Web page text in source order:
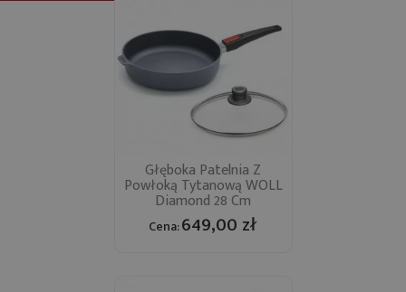
Głęboka Patelnia Z
Powłoką Tytanową WOLL
Diamond 28 Cm
Cena:649,00 zł